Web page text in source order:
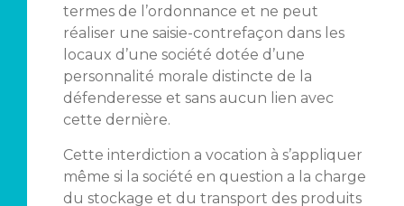
termes de l’ordonnance et ne peut
réaliser une saisie-contrefaçon dans les
locaux d’une société dotée d’une
personnalité morale distincte de la
défenderesse et sans aucun lien avec
cette dernière.
Cette interdiction a vocation à s’appliquer
même si la société en question a la charge
du stockage et du transport des produits